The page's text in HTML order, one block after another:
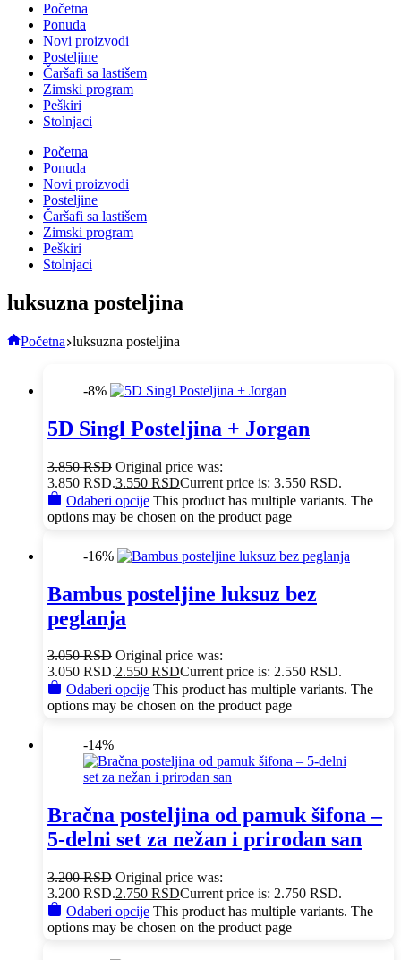
Početna
Ponuda
Novi proizvodi
Posteljine
Čaršafi sa lastišem
Zimski program
Peškiri
Stolnjaci
Početna
Ponuda
Novi proizvodi
Posteljine
Čaršafi sa lastišem
Zimski program
Peškiri
Stolnjaci
luksuzna posteljina
Početna luksuzna posteljina
-8%
5D Singl Posteljina + Jorgan
3.850RSD Original price was:
3.850 RSD.3.550 RSDCurrent price is: 3.550 RSD.
Odaberi opcije This product has multiple variants. The
options may be chosen on the product page
-16%
Bambus posteljine luksuz bez
peglanja
3.050RSD Original price was:
3.050 RSD.2.550 RSDCurrent price is: 2.550 RSD.
Odaberi opcije This product has multiple variants. The
options may be chosen on the product page
-14%
Bračna posteljina od pamuk šifona –
5-delni set za nežan i prirodan san
3.200RSD Original price was:
3.200 RSD.2.750 RSDCurrent price is: 2.750 RSD.
Odaberi opcije This product has multiple variants. The
options may be chosen on the product page